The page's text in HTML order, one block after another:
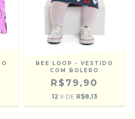
BEE LOOP - VESTIDO
COM BOLERO
R$79,90
12 X DE R$8,13